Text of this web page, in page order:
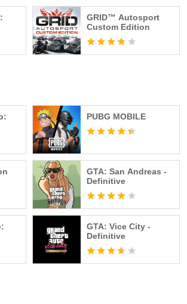
اللغات المدعومة: الإنجليزية،
GRID™ Autosport
Custom Edition
PUBG MOBILE
GTA: San Andreas -
Definitive
GTA: Vice City -
Definitive